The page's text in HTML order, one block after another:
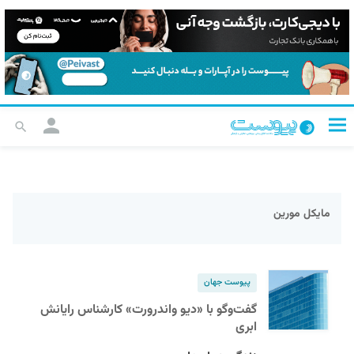
مایکل مورین
پیوست جهان
گفت‌وگو با «دیو واندرورت» کارشناس رایانش
ابری